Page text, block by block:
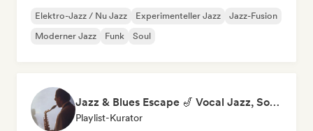
Elektro-Jazz / Nu Jazz Experimenteller Jazz
Jazz-Fusion
Moderner Jazz
Funk Soul
Jazz & Blues Escape 🎷 Vocal Jazz, Soul Blues & Classic Standards
Playlist-Kurator